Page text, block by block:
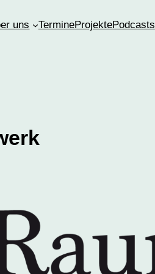
uns TermineProjektePodcasts